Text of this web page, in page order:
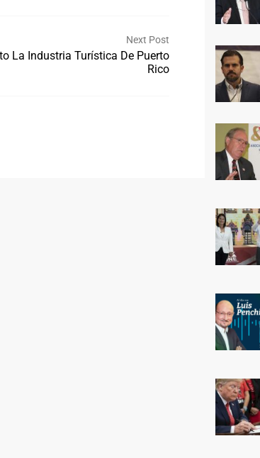
Next Post
La Industria Turística De Puerto
Rico